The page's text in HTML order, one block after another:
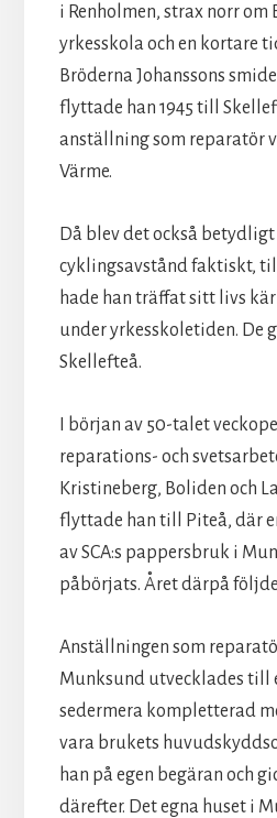
i Renholmen, strax norr om
yrkesskola och en kortare
Bröderna Johanssons
flyttade han 1945 till
anställning som reparatör
Värme.
Då blev det också
cyklingsavstånd faktiskt,
hade han träffat sitt livs
under yrkesskoletiden. De
Skellefteå.
I början av 50-talet
reparations- och
Kristineberg, Boliden och
flyttade han till Piteå, där
av SCA:s pappersbruk i
påbörjats. Året därpå
Anställningen som
Munksund utvecklades till
sedermera kompletterad
vara brukets
han på egen begäran och
därefter. Det egna huset i